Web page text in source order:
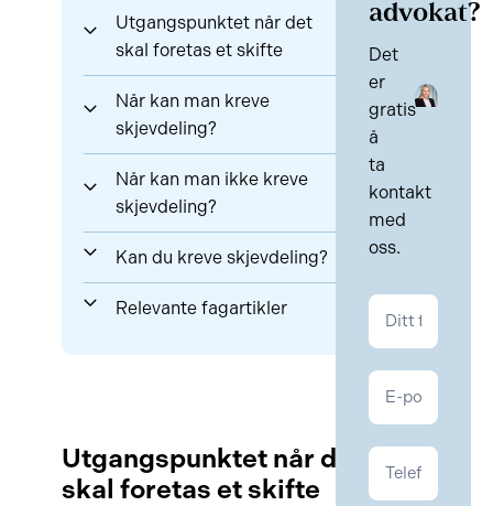
Utgangspunktet når det
skal foretas et skifte
Når kan man kreve
skjevdeling?
Når kan man ikke kreve
skjevdeling?
Kan du kreve skjevdeling?
Relevante fagartikler
Utgangspunktet når det
skal foretas et skifte
advokat?
Det
er
gratis
å
ta
kontakt
med
oss.
Kontakt